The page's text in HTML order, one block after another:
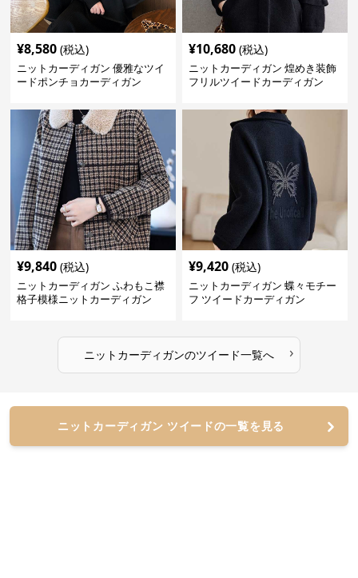
¥8,580 (税込)
ニットカーディガン 優雅なツイ
ードポンチョカーディガン
¥10,680 (税込)
ニットカーディガン 煌めき装飾
フリルツイードカーディガン
¥9,840 (税込)
ニットカーディガン ふわもこ襟
格子模様ニットカーディガン
¥9,420 (税込)
ニットカーディガン 蝶々モチー
フ ツイードカーディガン
ニットカーディガンのツイード一覧へ ›
ニットカーディガン ツイードの一覧を見る